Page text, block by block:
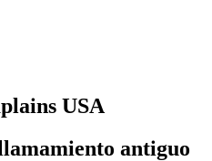
USA
antiguo